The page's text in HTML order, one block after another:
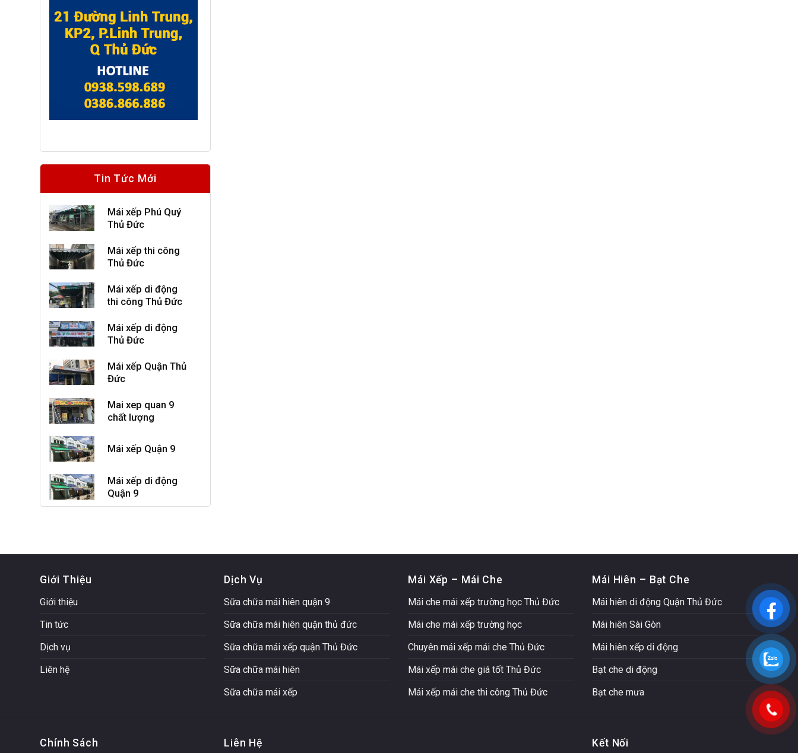
Tin Tức Mới
Mái xếp Phú Quý
Thủ Đức
Mái xếp thi công
Thủ Đức
Mái xếp di động
thi công Thủ Đức
Mái xếp di động
Thủ Đức
Mái xếp Quận Thủ
Đức
Mai xep quan 9
chất lượng
Mái xếp Quận 9
Mái xếp di động
Quận 9
Giới Thiệu
Giới thiệu
Tin tức
Dịch vụ
Liên hệ
Dịch Vụ
Sữa chữa mái hiên quận 9
Sữa chữa mái hiên quận thủ đức
Sữa chữa mái xếp quận Thủ Đức
Sữa chữa mái hiên
Sữa chữa mái xếp
Mái Xếp – Mái Che
Mái che mái xếp trường học Thủ Đức
Mái che mái xếp trường học
Chuyên mái xếp mái che Thủ Đức
Mái xếp mái che giá tốt Thủ Đức
Mái xếp mái che thi công Thủ Đức
Mái Hiên – Bạt Che
Mái hiên di động Quận Thủ Đức
Mái hiên Sài Gòn
Mái hiên xếp di động
Bạt che di động
Bạt che mưa
Chính Sách Liên Hệ Kết Nối